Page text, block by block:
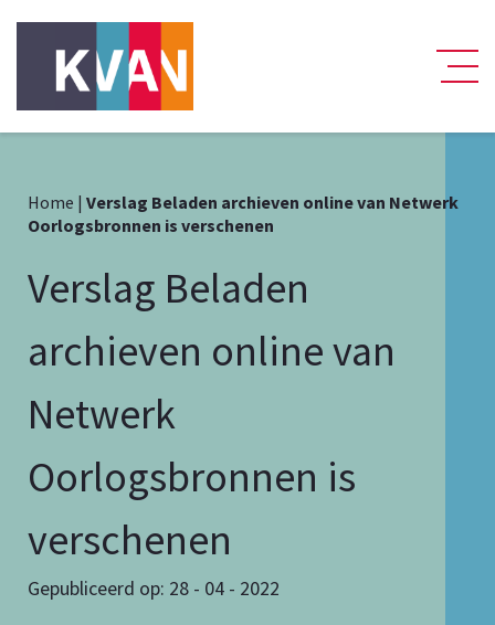
Home | Verslag Beladen archieven online van Netwerk
Oorlogsbronnen is verschenen
Verslag Beladen
archieven online van
Netwerk
Oorlogsbronnen is
verschenen
Gepubliceerd op: 28 - 04 - 2022